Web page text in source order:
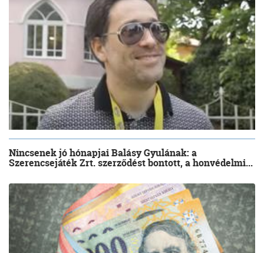
Nincsenek jó hónapjai Balásy Gyulának: a
Szerencsejáték Zrt. szerződést bontott, a honvédelmi...